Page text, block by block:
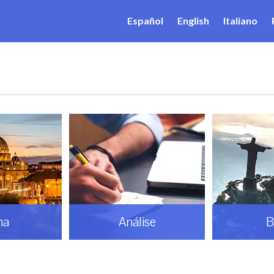
Español English Italiano
Análise